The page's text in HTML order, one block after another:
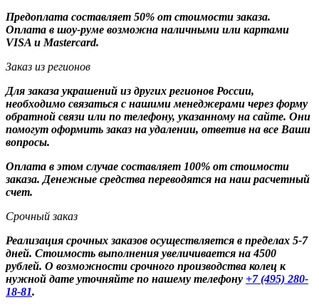
Предоплата составляет 50% от стоимости заказа.
Оплата в шоу-руме возможна наличными или картами
VISA и Mastercard.
Заказ из регионов
Для заказа украшений из других регионов России,
необходимо связаться с нашими менеджерами через форму
обратной связи или по телефону, указанному на сайте. Они
помогут оформить заказ на удалении, ответив на все Ваши
вопросы.
Оплата в этом случае составляет 100% от стоимости
заказа. Денежные средства переводятся на наш расчетный
счет.
Срочный заказ
Реализация срочных заказов осуществляется в пределах 5-7
дней. Стоимость выполнения увеличивается на 4500
рублей. О возможности срочного производства колец к
нужной дате уточняйте по нашему телефону +7 (495) 280-
18-81.